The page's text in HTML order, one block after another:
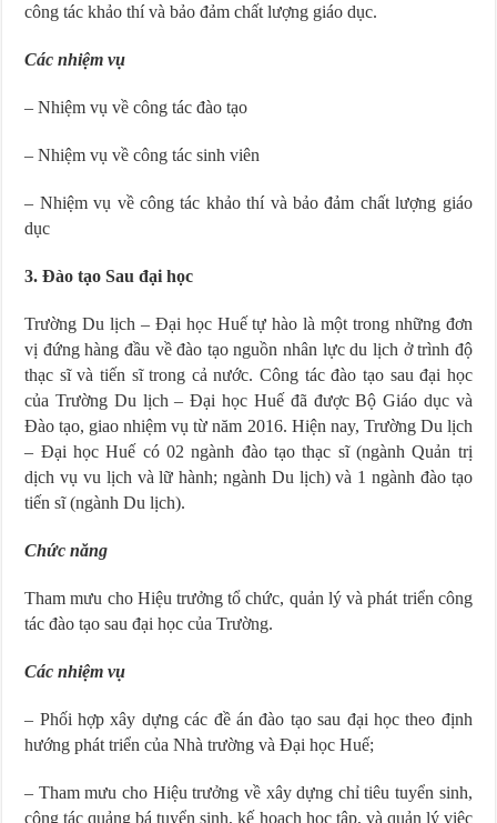
công tác khảo thí và bảo đảm chất lượng giáo dục.
Các nhiệm vụ
– Nhiệm vụ về công tác đào tạo
– Nhiệm vụ về công tác sinh viên
– Nhiệm vụ về công tác khảo thí và bảo đảm chất lượng giáo
dục
3. Đào tạo Sau đại học
Trường Du lịch – Đại học Huế tự hào là một trong những đơn
vị đứng hàng đầu về đào tạo nguồn nhân lực du lịch ở trình độ
thạc sĩ và tiến sĩ trong cả nước. Công tác đào tạo sau đại học
của Trường Du lịch – Đại học Huế đã được Bộ Giáo dục và
Đào tạo, giao nhiệm vụ từ năm 2016. Hiện nay, Trường Du lịch
– Đại học Huế có 02 ngành đào tạo thạc sĩ (ngành Quản trị
dịch vụ vu lịch và lữ hành; ngành Du lịch) và 1 ngành đào tạo
tiến sĩ (ngành Du lịch).
Chức năng
Tham mưu cho Hiệu trưởng tổ chức, quản lý và phát triển công
tác đào tạo sau đại học của Trường.
Các nhiệm vụ
– Phối hợp xây dựng các đề án đào tạo sau đại học theo định
hướng phát triển của Nhà trường và Đại học Huế;
– Tham mưu cho Hiệu trưởng về xây dựng chỉ tiêu tuyển sinh,
công tác quảng bá tuyển sinh, kế hoạch học tập, và quản lý việc